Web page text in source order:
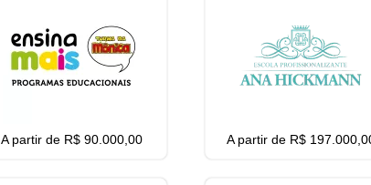
A partir de R$ 90.000,00 A partir de R$